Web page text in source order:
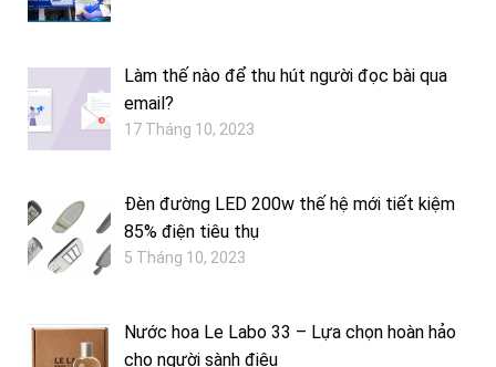
Làm thế nào để thu hút người đọc bài qua
email?
17 Tháng 10, 2023
Đèn đường LED 200w thế hệ mới tiết kiệm
85% điện tiêu thụ
5 Tháng 10, 2023
Nước hoa Le Labo 33 – Lựa chọn hoàn hảo
cho người sành điệu